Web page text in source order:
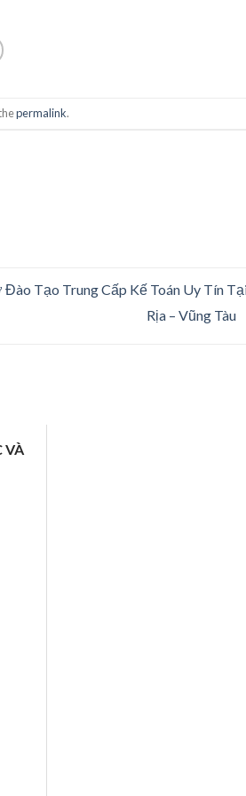
permalink.
Đào Tạo Trung Cấp Kế Toán Uy Tín
Rịa – Vũng Tàu
VÀ